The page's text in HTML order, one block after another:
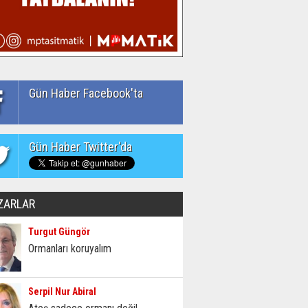
Gün Haber Facebook'ta
Gün Haber Twitter'da
Turgut Güngör
Ormanları koruyalım
Serpil Nur Abiral